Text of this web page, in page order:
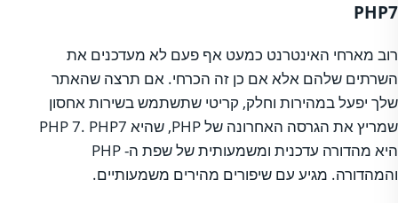
PHP7
רוב מארחי האינטרנט כמעט אף פעם לא מעדכנים את
השרתים שלהם אלא אם כן זה הכרחי. אם תרצה שהאתר
שלך יפעל במהירות וחלק, קריטי שתשתמש בשירות אחסון
שמריץ את הגרסה האחרונה של PHP, שהיא PHP 7. PHP7
היא מהדורה עדכנית ומשמעותית של שפת ה- PHP
והמהדורה. מגיע עם שיפורים מהירים משמעותיים.